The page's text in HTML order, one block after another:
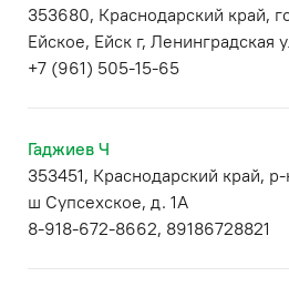
353680, Краснодарский край,
Ейское, Ейск г, Ленинградская
+7 (961) 505-15-65
Гаджиев Ч
353451, Краснодарский край,
ш Супсехское, д. 1А
8-918-672-8662, 89186728821